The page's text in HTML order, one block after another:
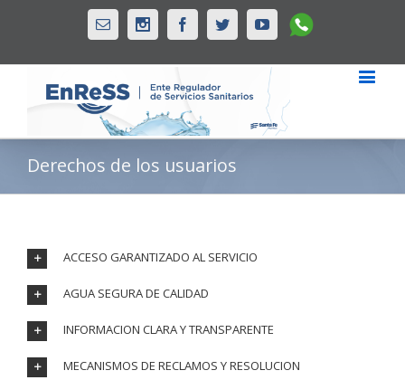
Email InstagramFacebookTwitterYoutubeWhatsapp
Derechos de los usuarios
ACCESO GARANTIZADO AL SERVICIO
AGUA SEGURA DE CALIDAD
INFORMACION CLARA Y TRANSPARENTE
MECANISMOS DE RECLAMOS Y RESOLUCION